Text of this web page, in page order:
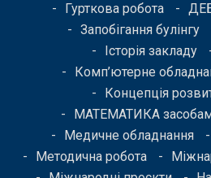
Гурткова робота
Запобігання булінгу
Історія закладу
Комп’ютерне
Концепція
МАТЕМАТИКА
Медичне обладнання
Методична робота